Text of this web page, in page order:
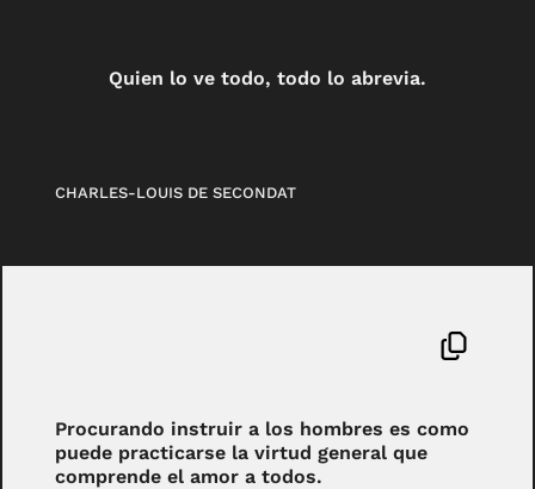
Quien lo ve todo, todo lo abrevia.
CHARLES-LOUIS DE SECONDAT
Procurando instruir a los hombres es como
puede practicarse la virtud general que
comprende el amor a todos.